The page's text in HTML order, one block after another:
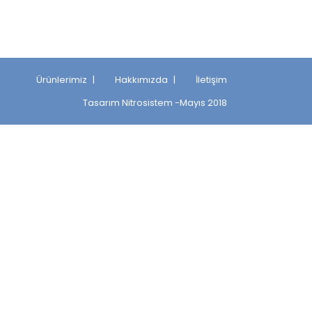
Ürünlerimiz Hakkımızda
İletişim
Tasarım Nitrosistem -Mayıs 2018